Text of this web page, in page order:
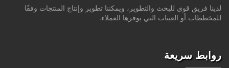
لدينا فريق قوي للبحث والتطوير، ويمكننا تطوير وإنتاج المنتجات وفقًا
للمخططات أو العينات التي يوفرها العملاء.
روابط سريعة